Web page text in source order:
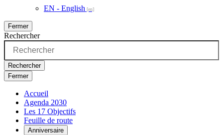
EN - English
Fermer
Rechercher
Rechercher
Fermer
Accueil
Agenda 2030
Les 17 Objectifs
Feuille de route
Anniversaire